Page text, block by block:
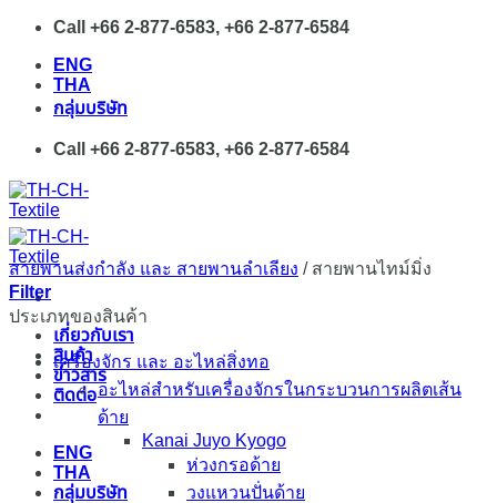
Skip
content
Call +66 2-877-6583, +66 2-877-6584
ENG
THA
กลุ่มบริษัท
Call +66 2-877-6583, +66 2-877-6584
เกี่ยวกับเรา
สินค้า
ข่าวสาร
ติดต่อ
ENG
THA
กลุ่มบริษัท
สายพานส่งกำลัง และ สายพานลำเลียง /สายพานไทม์มิ่ง
Filter
ประเภทของสินค้า
เครื่องจักร และ อะไหล่สิ่งทอ
อะไหล่สำหรับเครื่องจักรในกระบวนการผลิตเส้น
ด้าย
Kanai Juyo Kyogo
ห่วงกรอด้าย
วงแหวนปั่นด้าย